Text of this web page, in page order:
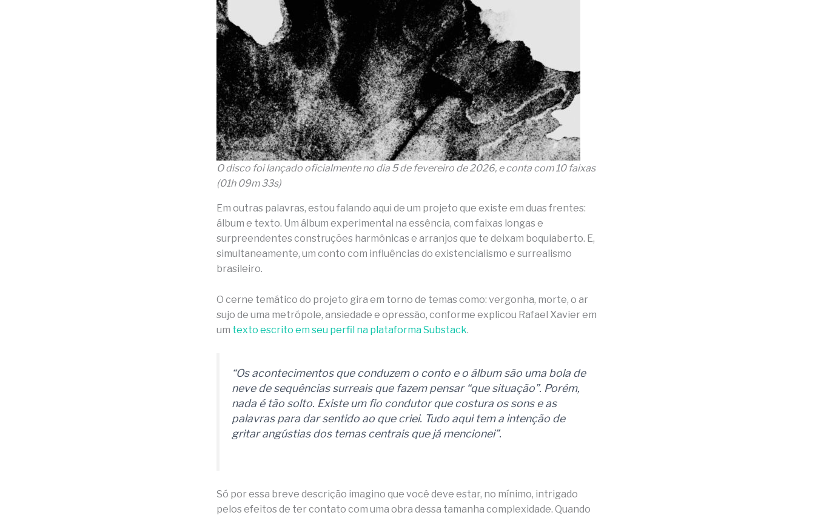
O disco foi lançado oficialmente no dia 5 de fevereiro de 2026, e conta com 10 faixas
(01h 09m 33s)
Em outras palavras, estou falando aqui de um projeto que existe em duas frentes:
álbum e texto. Um álbum experimental na essência, com faixas longas e
surpreendentes construções harmônicas e arranjos que te deixam boquiaberto. E,
simultaneamente, um conto com influências do existencialismo e surrealismo
brasileiro.
O cerne temático do projeto gira em torno de temas como: vergonha, morte, o ar
sujo de uma metrópole, ansiedade e opressão, conforme explicou Rafael Xavier em
um texto escrito em seu perfil na plataforma Substack.
“Os acontecimentos que conduzem o conto e o álbum são uma bola de
neve de sequências surreais que fazem pensar “que situação”. Porém,
nada é tão solto. Existe um fio condutor que costura os sons e as
palavras para dar sentido ao que criei. Tudo aqui tem a intenção de
gritar angústias dos temas centrais que já mencionei”.
Só por essa breve descrição imagino que você deve estar, no mínimo, intrigado
pelos efeitos de ter contato com uma obra dessa tamanha complexidade. Quando